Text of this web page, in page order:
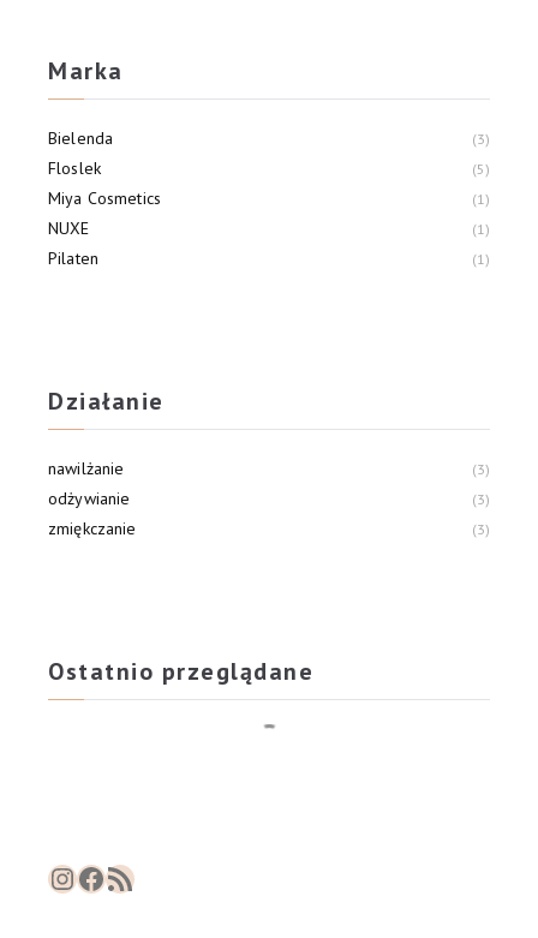
Marka
Bielenda 3
Floslek 5
Miya Cosmetics 1
NUXE 1
Pilaten 1
Działanie
nawilżanie 3
odżywianie 3
zmiękczanie 3
Ostatnio przeglądane
InstagramFacebook RSS Feed